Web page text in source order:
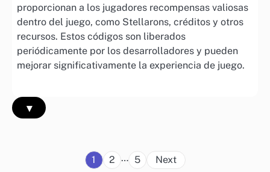
proporcionan a los jugadores recompensas valiosas
dentro del juego, como Stellarons, créditos y otros
recursos. Estos códigos son liberados
periódicamente por los desarrolladores y pueden
mejorar significativamente la experiencia de juego.
▾
Posts
1 2 … 5 Next